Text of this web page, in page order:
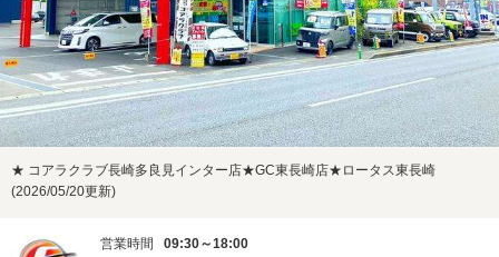
★ コアラクラブ長崎多良見インター店★GC東長崎店★ロータス東長崎
(2026/05/20更新)
営業時間
09:30～18:00